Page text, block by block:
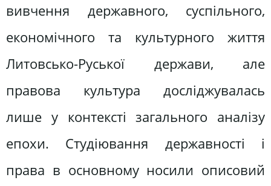
вивчення державного, суспільного,
економічного та культурного життя
Литовсько-Руської держави, але
правова культура досліджувалась
лише у контексті загального аналізу
епохи. Студіювання державності і
права в основному носили описовий